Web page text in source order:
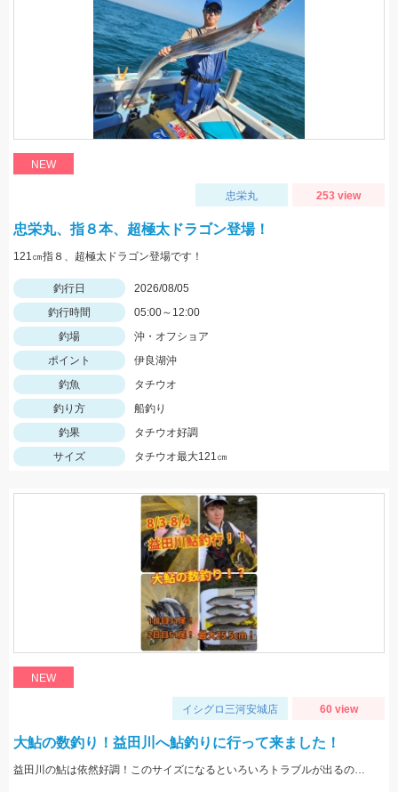
NEW
忠栄丸 253 view
忠栄丸、指８本、超極太ドラゴン登場！
121㎝指８、超極太ドラゴン登場です！
釣行日
2026/08/05
釣行時間
05:00～12:00
釣場
沖・オフショア
ポイント
伊良湖沖
釣魚
タチウオ
釣り方
船釣り
釣果
タチウオ好調
サイズ
タチウオ最大121㎝
NEW
イシグロ三河安城店 60 view
大鮎の数釣り！益田川へ鮎釣りに行って来ました！
益田川の鮎は依然好調！このサイズになるといろいろトラブルが出るので仕掛けは太めがおすすめです！針は7.5号～８号！三河安城店岩崎釣行